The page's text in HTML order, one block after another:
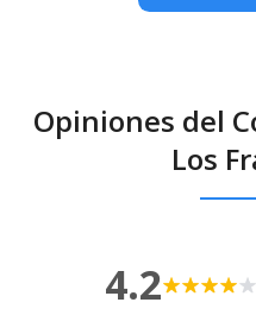
Opiniones del
Los
4.2